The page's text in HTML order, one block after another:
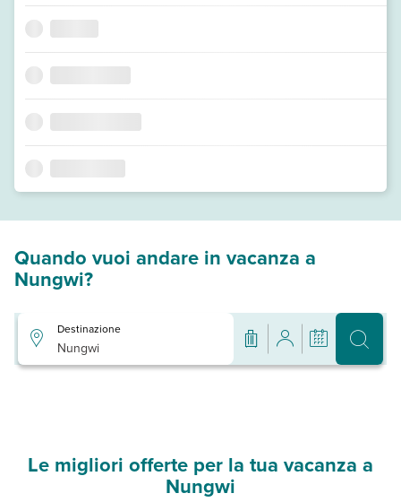
Quando vuoi andare in vacanza a
Nungwi?
Destinazione
Nungwi
Le migliori offerte per la tua vacanza a
Nungwi